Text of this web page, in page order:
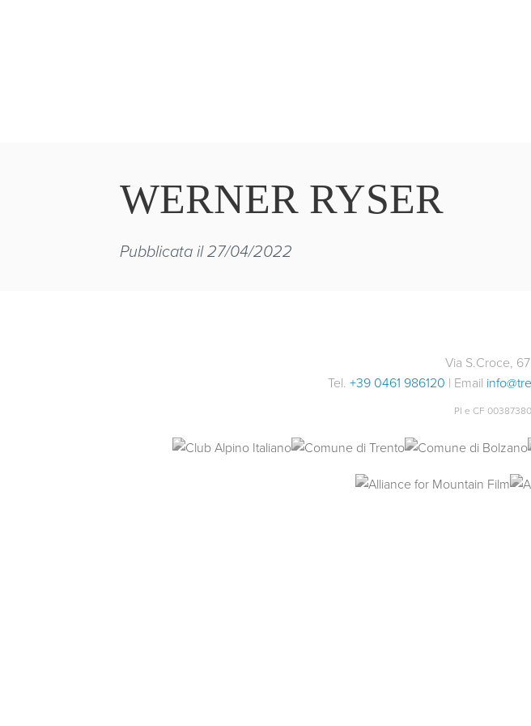
WERNER RYSER
Pubblicata il 27/04/2022
Via S.Croce,
Tel. +39 0461 986120 | Email
PI e CF